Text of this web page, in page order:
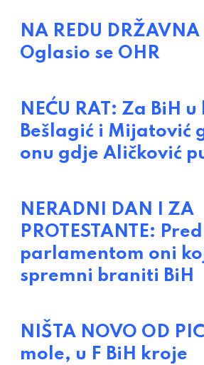
NA REDU
Oglasio se OHR
NEĆU RAT: Za BiH
Bešlagić i Mijatović
onu gdje Aličković
NERADNI DAN I ZA
PROTESTANTE: Pred
parlamentom oni
spremni braniti BiH
NIŠTA NOVO OD
mole, u F BiH kroje